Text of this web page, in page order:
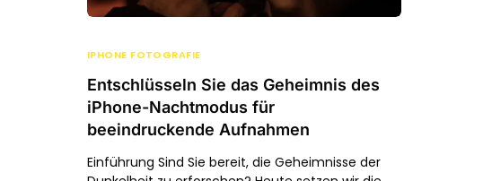
IPHONE FOTOGRAFIE
Entschlüsseln Sie das Geheimnis des
iPhone-Nachtmodus für
beeindruckende Aufnahmen
Einführung Sind Sie bereit, die Geheimnisse der